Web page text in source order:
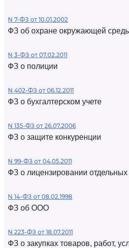
N 7-ФЗ от 10.01.2002
ФЗ об охране окружающей
N 3-ФЗ от 07.02.2011
ФЗ о полиции
N 402-ФЗ от 06.12.2011
ФЗ о бухгалтерском учете
N 135-ФЗ от 26.07.2006
ФЗ о защите конкуренции
N 99-ФЗ от 04.05.2011
ФЗ о лицензировании отдельных
N 14-ФЗ от 08.02.1998
ФЗ об ООО
N 223-ФЗ от 18.07.2011
ФЗ о закупках товаров, работ,